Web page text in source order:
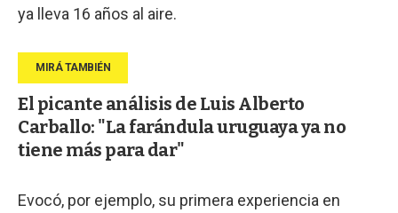
ya lleva 16 años al aire.
El picante análisis de Luis Alberto
Carballo: "La farándula uruguaya ya no
tiene más para dar"
Evocó, por ejemplo, su primera experiencia en